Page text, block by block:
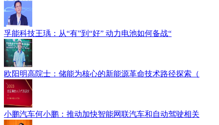
孚能科技王瑀：从“有”到“好” 动力电池如何备战“
欧阳明高院士：储能为核心的新能源革命技术路径探索（
小鹏汽车何小鹏：推动加快智能网联汽车和自动驾驶相关